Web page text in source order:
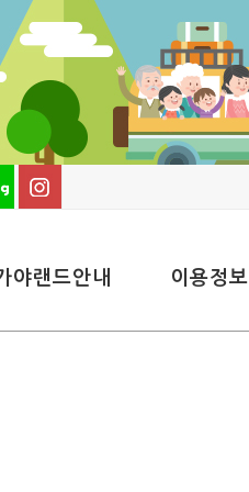
야랜드안내 이용정보